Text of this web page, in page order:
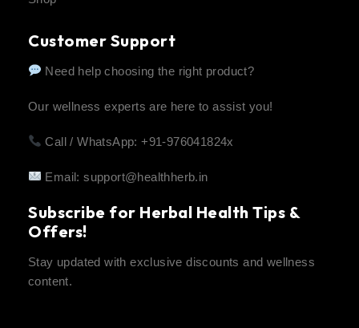
Customer Support
Need help choosing the right product?
Our wellness experts are here to assist you!
Call / WhatsApp: +91-976041824x
Email:support@healthherb.in
Subscribe for Herbal Health Tips &
Offers!
Stay updated with exclusive discounts and wellness
content.